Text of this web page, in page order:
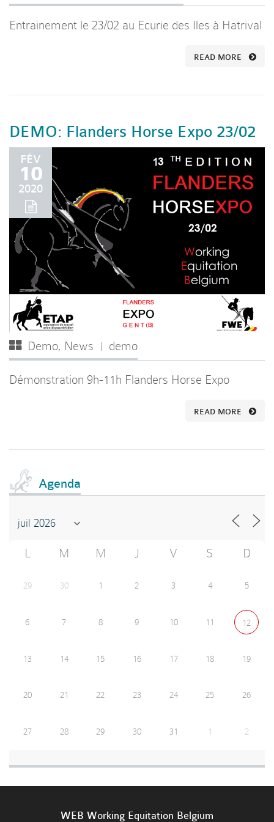
Entrainement le 23/02 au Ecurie des Iles à Hatrival
READ MORE
DEMO: Flanders Horse Expo 23/02
FÉV
10
2020
Demo, News demo
Démonstration 9h-11h Flanders Horse Expo
READ MORE
Agenda
L M M J V S D
29 30 1 2 3 4 5
6 7 8 9 10 11 12
13 14 15 16 17 18 19
20 21 22 23 24 25 26
27 28 29 30 31 1 2
WEB Working Equitation Belgium